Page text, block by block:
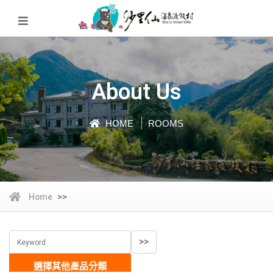
About Us
HOME ROOMS
Home >>
選擇其他產品分類